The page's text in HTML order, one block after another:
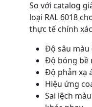
So với catalog
loại RAL 6018
thực tế chính
Độ sâu màu
Độ bóng bề
Độ phản xạ
Hiệu ứng
Sai lệch